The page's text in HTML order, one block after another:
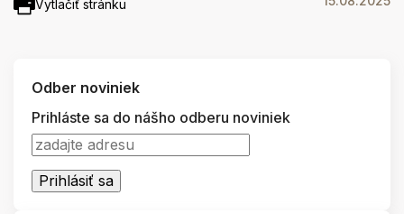
Vytlačiť stránku
Odber noviniek
Prihláste sa do nášho odberu noviniek